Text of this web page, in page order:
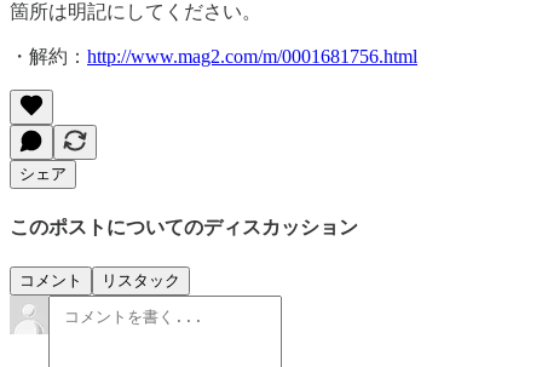
箇所は明記にしてください。
・解約： http://www.mag2.com/m/0001681756.html
シェア
このポストについてのディスカッション
コメント リスタック